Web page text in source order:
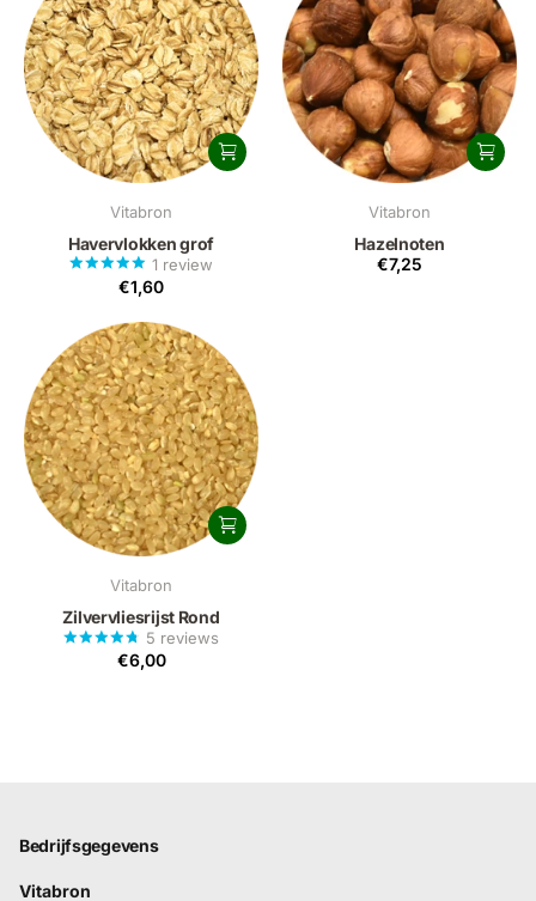
Vitabron
Havervlokken grof
1 review
€1,60
Vitabron
Hazelnoten
€7,25
Vitabron
Zilvervliesrijst Rond
5 reviews
€6,00
Bedrijfsgegevens
Vitabron